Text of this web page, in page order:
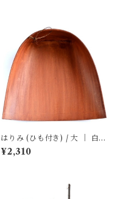
はりみ (ひも付き) / 大 ｜ 白木
屋傳兵衛
¥2,310